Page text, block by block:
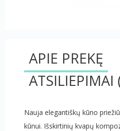
APIE PREKĘ
ATSILIEPIMAI
Nauja elegantiškų kūno
kūnui. Išskirtinių kvapų